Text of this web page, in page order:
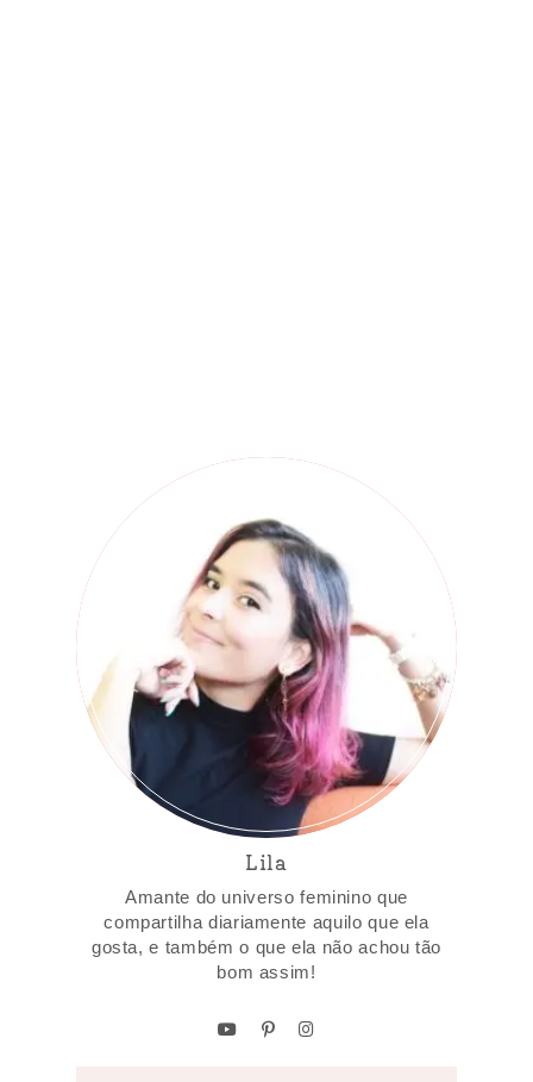
Lila
Amante do universo feminino que
compartilha diariamente aquilo que ela
gosta, e também o que ela não achou tão
bom assim!